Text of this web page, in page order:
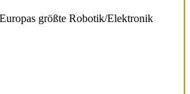
größte Robotik/Elektronik